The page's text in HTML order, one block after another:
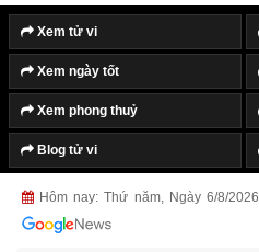
Xem tử vi
Xem ngày tốt
Xem phong thuỷ
Blog tử vi
Hôm nay: Thứ năm, Ngày 6/8/2026